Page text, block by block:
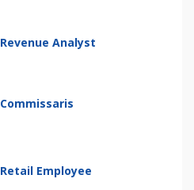
Revenue Analyst
Commissaris
Retail Employee